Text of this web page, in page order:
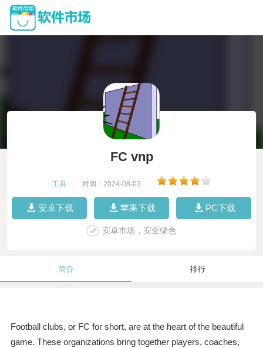
FC vnp
工具 时间：2024-08-03
安卓下载 苹果下载 PC下载
安卓市场，安全绿色
简介 排行
Football clubs, or FC for short, are at the heart of the beautiful
game. These organizations bring together players, coaches,